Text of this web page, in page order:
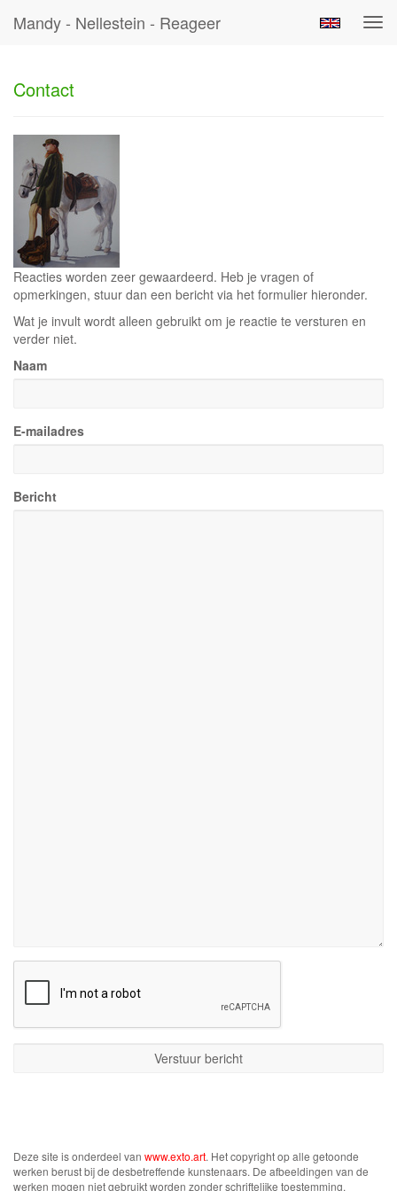
Mandy - Nellestein - Reageer
Contact
Reacties worden zeer gewaardeerd. Heb je vragen of
opmerkingen, stuur dan een bericht via het formulier hieronder.
Wat je invult wordt alleen gebruikt om je reactie te versturen en
verder niet.
Naam
E-mailadres
Bericht
Deze site is onderdeel van www.exto.art. Het copyright op alle getoonde
werken berust bij de desbetreffende kunstenaars. De afbeeldingen van de
werken mogen niet gebruikt worden zonder schriftelijke toestemming.